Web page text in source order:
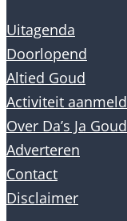
Uitagenda
Doorlopend
Altied Goud
Activiteit
Over Da’s Ja Goud
Adverteren
Contact
Disclaimer